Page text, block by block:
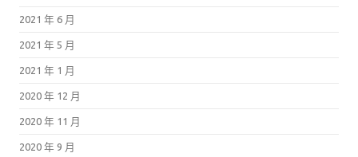
2021 年 6 月
2021 年 5 月
2021 年 1 月
2020 年 12 月
2020 年 11 月
2020 年 9 月